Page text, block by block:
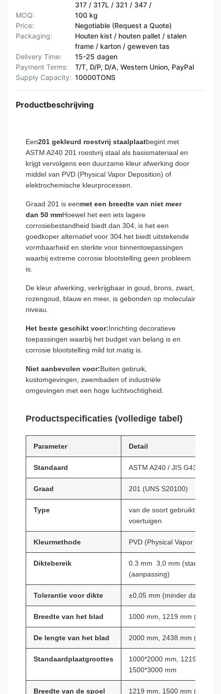
317 / 317L / 321 / 347 /
MOQ:
100 kg
Price:
Negotiable (Request a Quote)
Packaging:
Houten kist / houten pallet / stalen
frame / karton / geweven tas
Delivery Time:
15-25 dagen
Payment Terms:
T/T, D/P, D/A, Western Union, PayPal
Supply Capacity: 10000TONS
Productbeschrijving
Een201 gekleurd roestvrij staalplaatbegint met
ASTM A240 201 roestvrij staal als basismateriaal en
krijgt vervolgens een duurzame kleur afwerking door
middel van PVD (Physical Vapor Deposition) of
elektrochemische kleurprocessen.
Graad 201 is eenmet een breedte van niet meer
dan 50 mmHoewel het een iets lagere
corrosiebestandheid biedt dan 304, is het een
goedkoper alternatief voor 304.het biedt uitstekende
vormbaarheid en sterkte voor binnentoepassingen
waarbij extreme corrosie blootstelling geen probleem
is.
De kleur afwerking, verkrijgbaar in goud, brons, zwart,
rozengoud, blauw en meer, is gebonden op moleculair
niveau.
Het beste geschikt voor:Inrichting decoratieve
toepassingen waarbij het budget van belang is en
corrosie blootstelling mild tot matig is.
Niet aanbevolen voor:Buiten gebruik,
kustomgevingen, zwembaden of industriële
omgevingen met een hoge luchtvochtigheid.
Productspecificaties (volledige tabel)
Parameter Detail
Standaard ASTM A240 / JIS G4304 /
Graad 201 (UNS S20100)
Type
van de soort gebruikt voor
voertuigen
Kleurmethode PVD (Physical Vapor
Diktebereik
0.3 mm ️ 3,0 mm
(aanpassing)
Tolerantie voor dikte ±0,05 mm (minder dan 1,0
Breedte van het blad 1000 mm, 1219 mm (4 ft),
De lengte van het blad 2000 mm, 2438 mm (8 ft),
Standaardplaatgroottes
1000*2000 mm, 1219*2438
1500*3000 mm
Breedte van de spoel 1219 mm, 1500 mm